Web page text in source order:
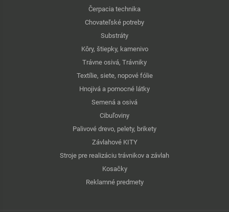
Čerpacia technika
Chovateľské potreby
Substráty
Kôry, štiepky, kamenivo
Trávne osivá, Trávniky
Textílie, siete, nopové fólie
Hnojivá a pomocné látky
Semená a osivá
Cibuľoviny
Palivové drevo, pelety, brikety
Závlahové KITY
Stroje pre realizáciu trávnikov a závlah
Kosačky
Reklamné predmety